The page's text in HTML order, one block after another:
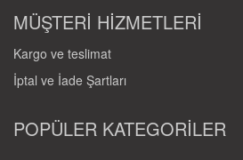
MÜŞTERİ HİZMETLERİ
Kargo ve teslimat
İptal ve İade Şartları
POPÜLER KATEGORİLER